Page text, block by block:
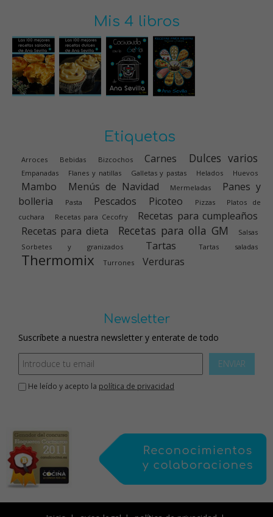
Mis 4 libros
Etiquetas
Arroces Bebidas Bizcochos Carnes Dulces varios
Empanadas Flanes y natillas Galletas y pastas Helados Huevos
Mambo Menús de Navidad Mermeladas
Panes y
bolleria
Pasta Pescados Picoteo Pizzas
Platos de
cuchara
Recetas para Cecofry
Recetas para cumpleaños
Recetas para dieta
Recetas para olla GM
Salsas
Sorbetes y granizados
Tartas Tartas saladas
Thermomix Turrones Verduras
Newsletter
Suscríbete a nuestra newsletter y enterate de todo
ENVIAR
He leído y acepto la política de privacidad